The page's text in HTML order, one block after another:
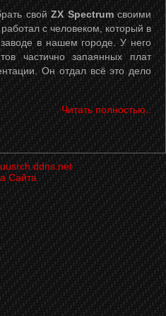
свойZX Spectrumсвоими
с человеком, который в
в нашем городе. У него
частично запаянных плат
Он отдал всё это дело
Читать полностью..
Сайта